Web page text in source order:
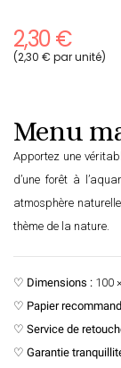
2,30 €
(2,30 € par unité)
Menu
Apportez une
d’une forêt à
atmosphère
thème de la nature.
♡ Dimensions : 100
♡ Papier
♡ Service de
♡ Garantie